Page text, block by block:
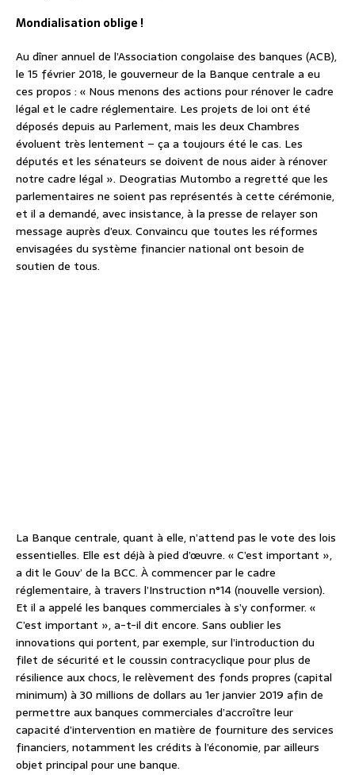
Mondialisation oblige !
Au dîner annuel de l’Association congolaise des banques (ACB),
le 15 février 2018, le gouverneur de la Banque centrale a eu
ces propos : « Nous menons des actions pour rénover le cadre
légal et le cadre réglementaire. Les projets de loi ont été
déposés depuis au Parlement, mais les deux Chambres
évoluent très lentement – ça a toujours été le cas. Les
députés et les sénateurs se doivent de nous aider à rénover
notre cadre légal ». Deogratias Mutombo a regretté que les
parlementaires ne soient pas représentés à cette cérémonie,
et il a demandé, avec insistance, à la presse de relayer son
message auprès d’eux. Convaincu que toutes les réformes
envisagées du système financier national ont besoin de
soutien de tous.
La Banque centrale, quant à elle, n’attend pas le vote des lois
essentielles. Elle est déjà à pied d’œuvre. « C’est important »,
a dit le Gouv’ de la BCC. À commencer par le cadre
réglementaire, à travers l’Instruction n°14 (nouvelle version).
Et il a appelé les banques commerciales à s’y conformer. «
C’est important », a-t-il dit encore. Sans oublier les
innovations qui portent, par exemple, sur l’introduction du
filet de sécurité et le coussin contracyclique pour plus de
résilience aux chocs, le relèvement des fonds propres (capital
minimum) à 30 millions de dollars au 1er janvier 2019 afin de
permettre aux banques commerciales d’accroître leur
capacité d’intervention en matière de fourniture des services
financiers, notamment les crédits à l’économie, par ailleurs
objet principal pour une banque.